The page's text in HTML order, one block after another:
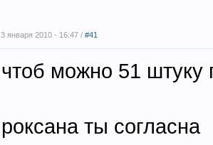
3 января 2010 - 16:47 / #41
чтоб можно 51 штуку
роксана ты согласна